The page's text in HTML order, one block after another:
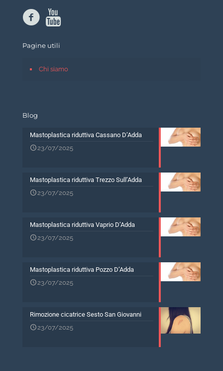
Pagine utili
Chi siamo
Blog
Mastoplastica riduttiva Cassano D’Adda
23/07/2025
Mastoplastica riduttiva Trezzo Sull’Adda
23/07/2025
Mastoplastica riduttiva Vaprio D’Adda
23/07/2025
Mastoplastica riduttiva Pozzo D’Adda
23/07/2025
Rimozione cicatrice Sesto San Giovanni
23/07/2025